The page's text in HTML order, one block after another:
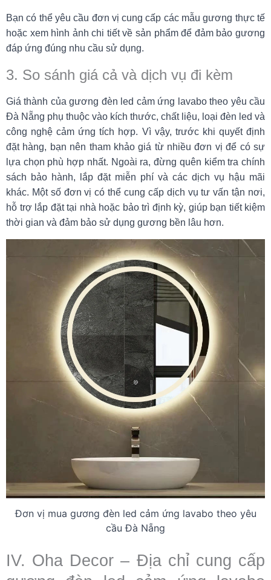
Bạn có thể yêu cầu đơn vị cung cấp các mẫu gương thực tế
hoặc xem hình ảnh chi tiết về sản phẩm để đảm bảo gương
đáp ứng đúng nhu cầu sử dụng.
3. So sánh giá cả và dịch vụ đi kèm
Giá thành của gương đèn led cảm ứng lavabo theo yêu cầu
Đà Nẵng phụ thuộc vào kích thước, chất liệu, loại đèn led và
công nghệ cảm ứng tích hợp. Vì vậy, trước khi quyết định
đặt hàng, bạn nên tham khảo giá từ nhiều đơn vị để có sự
lựa chọn phù hợp nhất. Ngoài ra, đừng quên kiểm tra chính
sách bảo hành, lắp đặt miễn phí và các dịch vụ hậu mãi
khác. Một số đơn vị có thể cung cấp dịch vụ tư vấn tận nơi,
hỗ trợ lắp đặt tại nhà hoặc bảo trì định kỳ, giúp bạn tiết kiệm
thời gian và đảm bảo sử dụng gương bền lâu hơn.
Đơn vị mua gương đèn led cảm ứng lavabo theo yêu
cầu Đà Nẵng
IV. Oha Decor – Địa chỉ cung cấp